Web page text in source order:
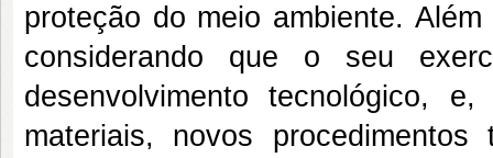
proteção do meio ambiente.
considerando que o seu
desenvolvimento tecnológico,
materiais, novos